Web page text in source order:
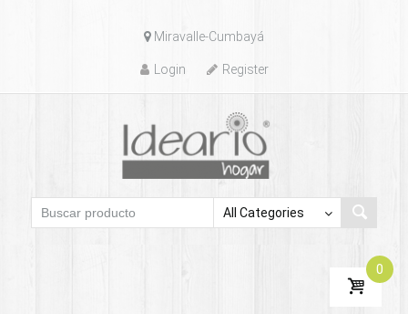
to
Miravalle-Cumbayá
Login Register
0